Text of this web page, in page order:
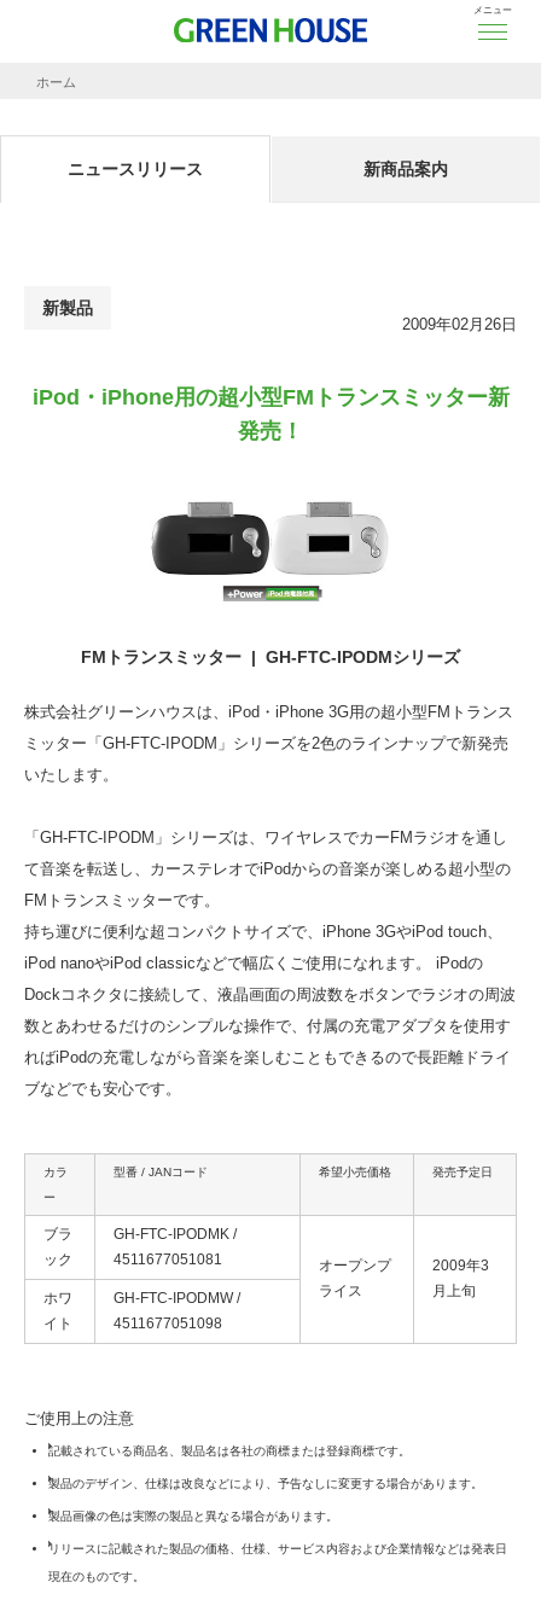
メニュー
ホーム
ニュースリリース 新商品案内
新製品
2009年02月26日
iPod・iPhone用の超小型FMトランスミッター新
発売！
FMトランスミッター | GH-FTC-IPODMシリーズ
株式会社グリーンハウスは、iPod・iPhone 3G用の超小型FMトランス
ミッター「GH-FTC-IPODM」シリーズを2色のラインナップで新発売
いたします。
「GH-FTC-IPODM」シリーズは、ワイヤレスでカーFMラジオを通し
て音楽を転送し、カーステレオでiPodからの音楽が楽しめる超小型の
FMトランスミッターです。
持ち運びに便利な超コンパクトサイズで、iPhone 3GやiPod touch、
iPod nanoやiPod classicなどで幅広くご使用になれます。 iPodの
Dockコネクタに接続して、液晶画面の周波数をボタンでラジオの周波
数とあわせるだけのシンプルな操作で、付属の充電アダプタを使用す
ればiPodの充電しながら音楽を楽しむこともできるので長距離ドライ
ブなどでも安心です。
カラ
ー
型番 / JANコード 希望小売価格 発売予定日
ブラ
ック
GH-FTC-IPODMK /
4511677051081
オープンプ
ライス
2009年3
月上旬
ホワ
イト
GH-FTC-IPODMW /
4511677051098
ご使用上の注意
記載されている商品名、製品名は各社の商標または登録商標です。
製品のデザイン、仕様は改良などにより、予告なしに変更する場合があります。
製品画像の色は実際の製品と異なる場合があります。
リリースに記載された製品の価格、仕様、サービス内容および企業情報などは発表日
現在のものです。